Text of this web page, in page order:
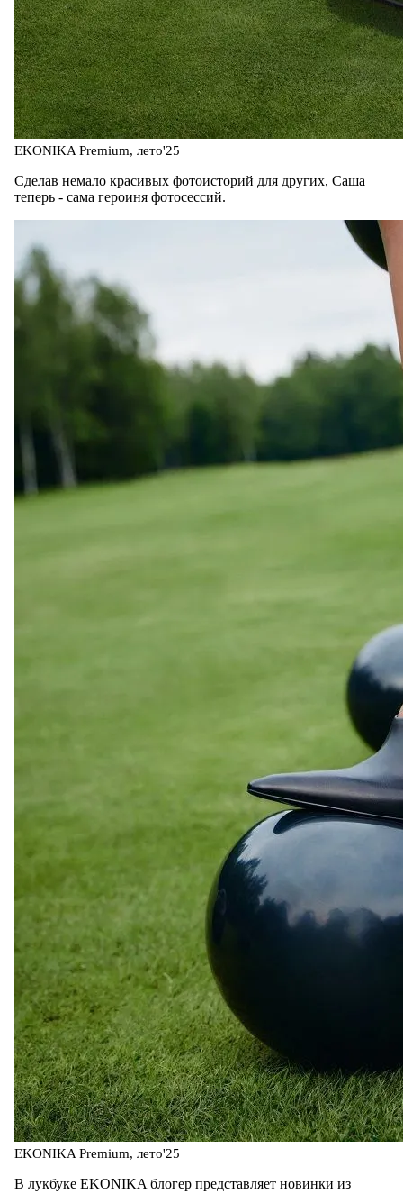
EKONIKA Premium, лето'25
Сделав немало красивых фотоисторий для других, Саша
теперь - сама героиня фотосессий.
EKONIKA Premium, лето'25
В лукбуке EKONIKA блогер представляет новинки из